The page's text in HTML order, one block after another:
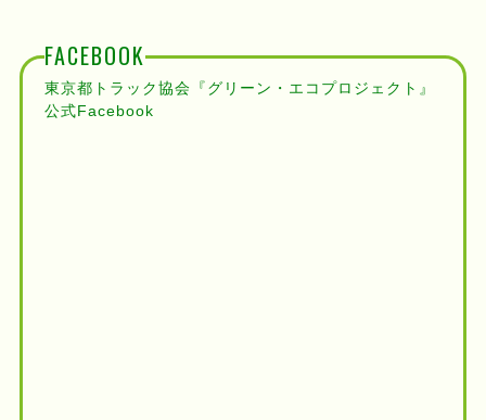
FACEBOOK
東京都トラック協会『グリーン・エコプロジェクト』
公式Facebook